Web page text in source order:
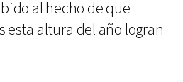
al hecho de que
esta altura del año logran